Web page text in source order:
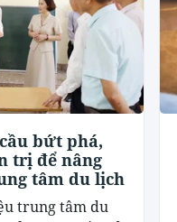
bứt phá,
trị để nâng
tâm du lịch
trung tâm du